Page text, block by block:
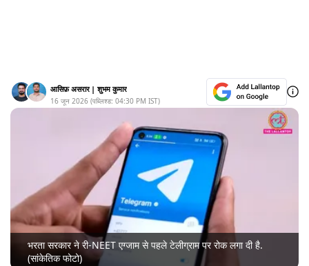
आसिफ़ असरार | शुभम कुमार
16 जून 2026 (पब्लिश्ड: 04:30 PM IST)
भरता सरकार ने री-NEET एग्जाम से पहले टेलीग्राम पर रोक लगा दी है.
(सांकेतिक फोटो)